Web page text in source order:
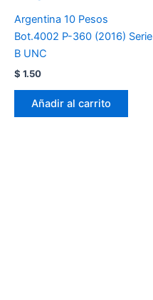
Argentina 10 Pesos
Bot.4002 P-360 (2016) Serie
B UNC
$ 1.50
Añadir al carrito